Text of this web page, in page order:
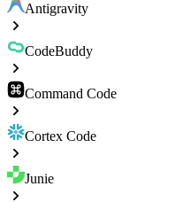
Antigravity
CodeBuddy
Command Code
Cortex Code
Junie